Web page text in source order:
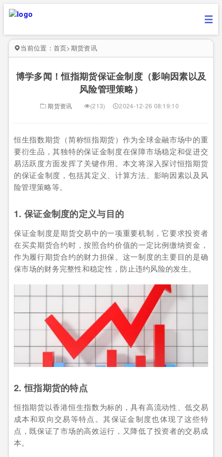
当前位置： 首页>期货资讯
博学多闻！恒指期货保证金制度（影响因素以及
风险管理策略）
期货资讯 (213) 2024-12-26 08:19:10
恒生指数期货（简称恒指期货）作为全球金融市场中的重
要衍生品，其独特的保证金制度在保障市场稳定和促进交
易活跃度方面发挥了关键作用。本文将深入探讨恒指期货
的保证金制度，包括其定义、计算方法、影响因素以及风
险管理策略等。
1. 保证金制度的定义与目的
保证金制度是期货交易中的一项重要机制，它要求投资者
在买卖期货合约时，按照合约价值的一定比例缴纳资金，
作为履行期货合约的财力担保。这一制度的主要目的是确
保市场的财务完整性和稳定性，防止违约风险的发生。
2. 恒指期货的特点
恒指期货以香港恒生指数为标的，具有高流动性、低交易
成本和双向交易等特点。其保证金制度也体现了这些特
点，既保证了市场的高效运行，又降低了投资者的交易成
本。